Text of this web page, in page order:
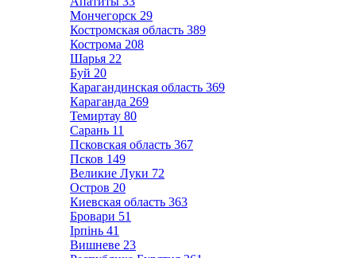
Мончегорск 29
Костромская область 389
Кострома 208
Шарья 22
Буй 20
Карагандинская область 369
Караганда 269
Темиртау 80
Сарань 11
Псковская область 367
Псков 149
Великие Луки 72
Остров 20
Киевская область 363
Бровари 51
Ірпінь 41
Вишневе 23